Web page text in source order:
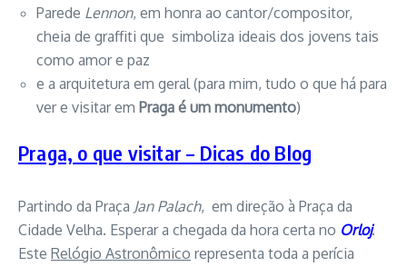
Parede Lennon, em honra ao cantor/compositor,
cheia de graffiti que simboliza ideais dos jovens tais
como amor e paz
e a arquitetura em geral (para mim, tudo o que há para
ver e visitar em Praga é um monumento)
Praga, o que visitar – Dicas do Blog
Partindo da Praça Jan Palach, em direção à Praça da
Cidade Velha. Esperar a chegada da hora certa no Orloj.
Este Relógio Astronômico representa toda a perícia